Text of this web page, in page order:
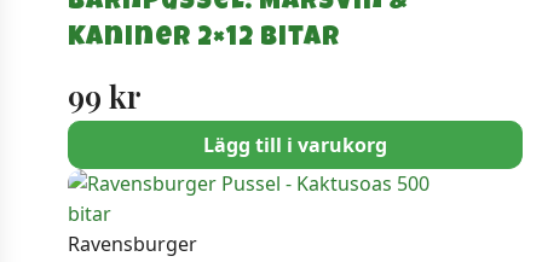
Kaniner 2×12 Bitar
99 kr
Lägg till i varukorg
Ravensburger